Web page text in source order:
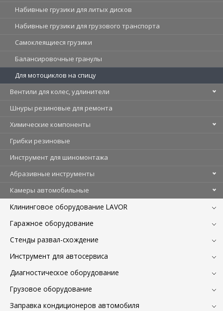
Набивные грузики для литых дисков
Набивные грузики для грузового транспорта
Самоклеящиеся грузики
Балансировочные гранулы
Для мотоциклов на спицу
Вентили для колес, удлинители
Шнуры резиновые для ремонта
Химические компоненты
Грибки резиновые
Инструмент для шиномонтажа
Абразивные инструменты
Камеры автомобильные
Клининговое оборудование LAVOR
Гаражное оборудование
Стенды развал-схождение
Инструмент для автосервиса
Диагностическое оборудование
Грузовое оборудование
Заправка кондиционеров автомобиля